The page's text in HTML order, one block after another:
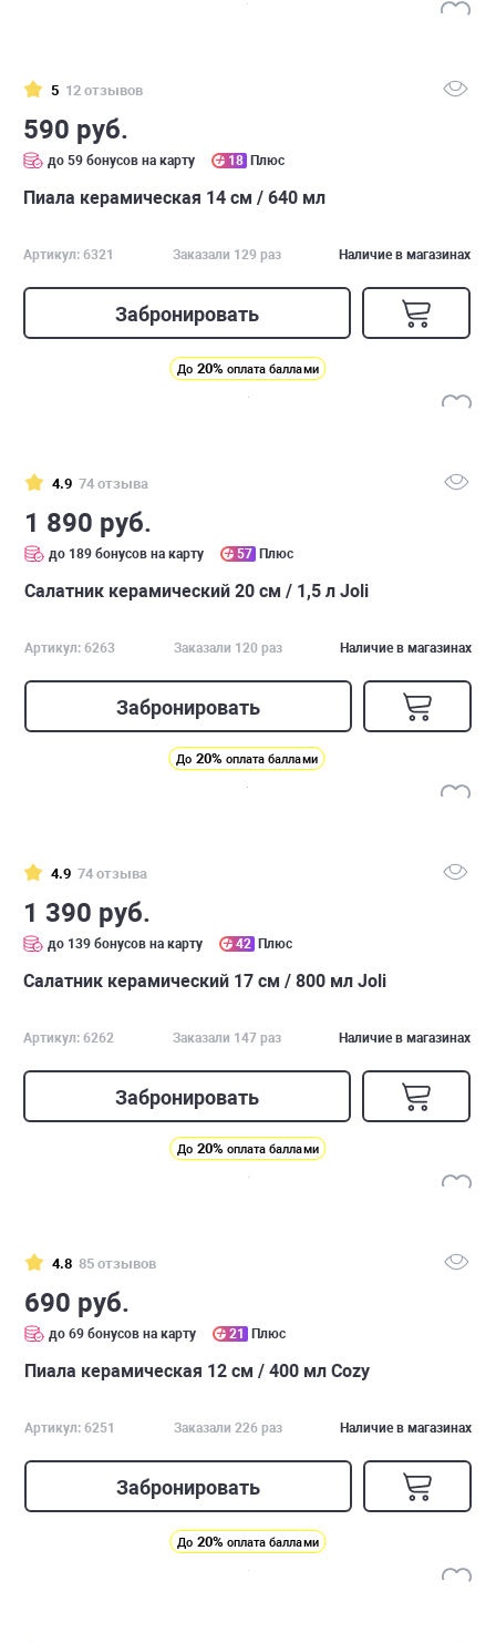
5 12 отзывов
590 руб.
до 59 бонусов на карту 18 Плюс
Пиала керамическая 14 см / 640 мл
Артикул: 6321 Заказали 129 раз Наличие в магазинах
Забронировать
До 20% оплата баллами
4.9 74 отзыва
1 890 руб.
до 189 бонусов на карту 57 Плюс
Салатник керамический 20 см / 1,5 л Joli
Артикул: 6263 Заказали 120 раз Наличие в магазинах
Забронировать
До 20% оплата баллами
4.9 74 отзыва
1 390 руб.
до 139 бонусов на карту 42 Плюс
Салатник керамический 17 см / 800 мл Joli
Артикул: 6262 Заказали 147 раз Наличие в магазинах
Забронировать
До 20% оплата баллами
4.8 85 отзывов
690 руб.
до 69 бонусов на карту 21 Плюс
Пиала керамическая 12 см / 400 мл Cozy
Артикул: 6251 Заказали 226 раз Наличие в магазинах
Забронировать
До 20% оплата баллами